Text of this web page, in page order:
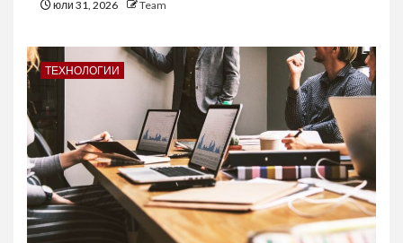
юли 31, 2026 Team
ТЕХНОЛОГИИ